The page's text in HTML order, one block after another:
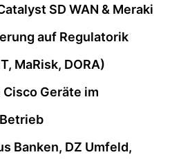
SD WAN & Meraki
auf Regulatorik
MaRisk, DORA)
Geräte im
Banken, DZ Umfeld,